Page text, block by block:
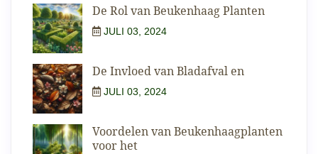
De Rol van Beukenhaag Planten
JULI 03, 2024
De Invloed van Bladafval en
JULI 03, 2024
Voordelen van Beukenhaagplanten
voor het